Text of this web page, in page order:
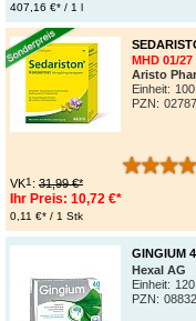
407,16 €* / 1 l
MHD 01/27
Aristo
Einheit:
PZN:
VK1 : 31,99 €*
Ihr Preis: 10,72 €*
0,11 €* / 1 Stk
GINGIUM
Hexal AG
Einheit:
PZN :